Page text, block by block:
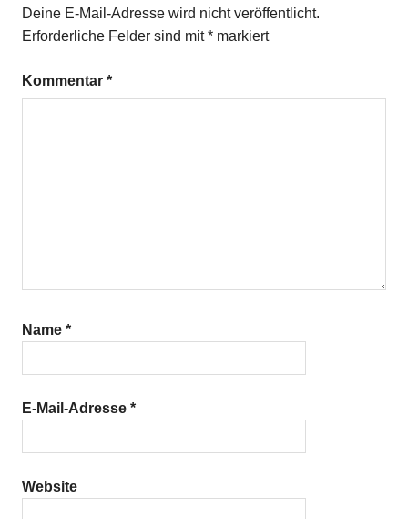
Deine E-Mail-Adresse wird nicht veröffentlicht.
Erforderliche Felder sind mit* markiert
Kommentar *
Name *
E-Mail-Adresse *
Website